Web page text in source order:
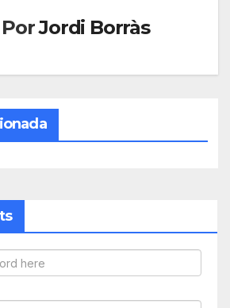
PorJordi Borràs